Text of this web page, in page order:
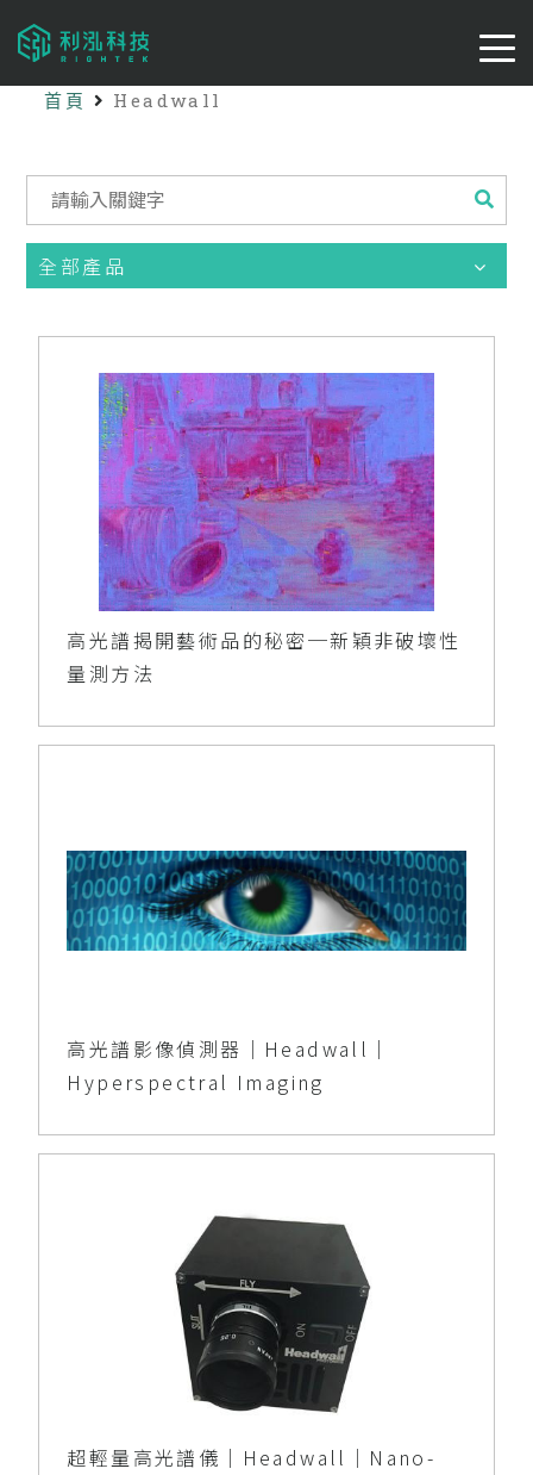
首頁 Headwall
全部產品
高光譜揭開藝術品的秘密─新穎非破壞性
量測方法
高光譜影像偵測器｜Headwall｜
Hyperspectral Imaging
超輕量高光譜儀｜Headwall｜Nano-